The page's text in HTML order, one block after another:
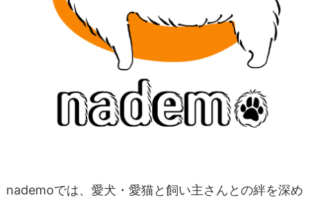
nademoでは、愛犬・愛猫と飼い主さんとの絆を深め